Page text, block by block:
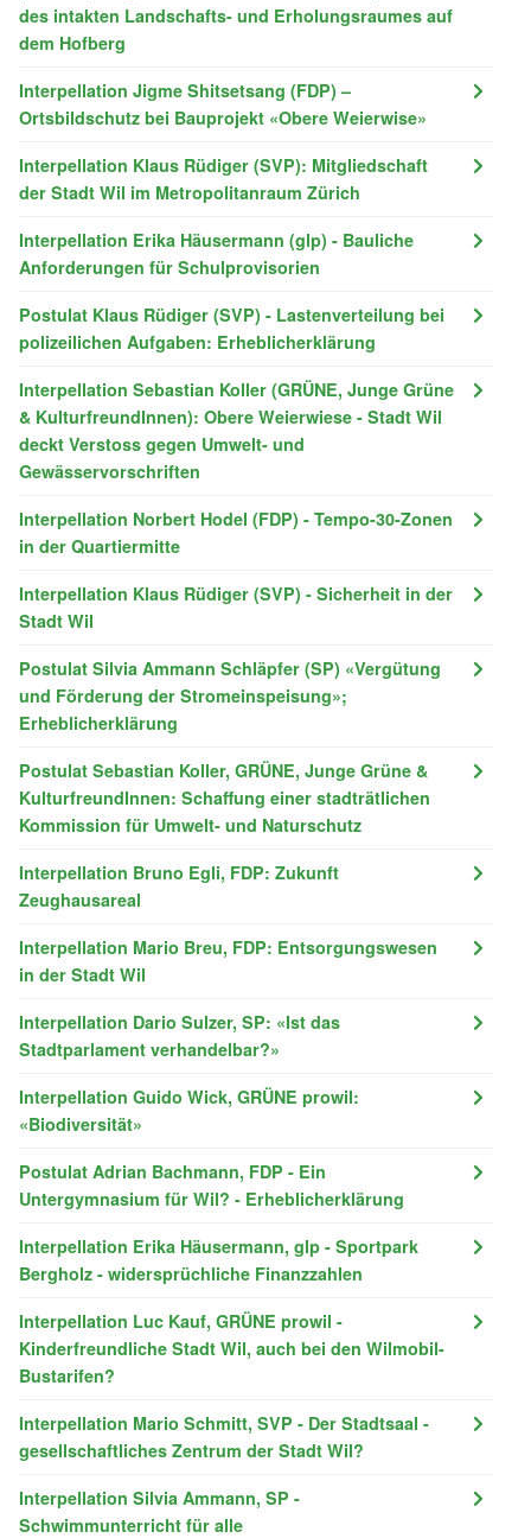
des intakten Landschafts- und Erholungsraumes auf
dem Hofberg
Interpellation Jigme Shitsetsang (FDP) –
Ortsbildschutz bei Bauprojekt «Obere Weierwise»
Interpellation Klaus Rüdiger (SVP): Mitgliedschaft
der Stadt Wil im Metropolitanraum Zürich
Interpellation Erika Häusermann (glp) - Bauliche
Anforderungen für Schulprovisorien
Postulat Klaus Rüdiger (SVP) - Lastenverteilung bei
polizeilichen Aufgaben: Erheblicherklärung
Interpellation Sebastian Koller (GRÜNE, Junge Grüne
& KulturfreundInnen): Obere Weierwiese - Stadt Wil
deckt Verstoss gegen Umwelt- und
Gewässervorschriften
Interpellation Norbert Hodel (FDP) - Tempo-30-Zonen
in der Quartiermitte
Interpellation Klaus Rüdiger (SVP) - Sicherheit in der
Stadt Wil
Postulat Silvia Ammann Schläpfer (SP) «Vergütung
und Förderung der Stromeinspeisung»;
Erheblicherklärung
Postulat Sebastian Koller, GRÜNE, Junge Grüne &
KulturfreundInnen: Schaffung einer stadträtlichen
Kommission für Umwelt- und Naturschutz
Interpellation Bruno Egli, FDP: Zukunft
Zeughausareal
Interpellation Mario Breu, FDP: Entsorgungswesen
in der Stadt Wil
Interpellation Dario Sulzer, SP: «Ist das
Stadtparlament verhandelbar?»
Interpellation Guido Wick, GRÜNE prowil:
«Biodiversität»
Postulat Adrian Bachmann, FDP - Ein
Untergymnasium für Wil? - Erheblicherklärung
Interpellation Erika Häusermann, glp - Sportpark
Bergholz - widersprüchliche Finanzzahlen
Interpellation Luc Kauf, GRÜNE prowil -
Kinderfreundliche Stadt Wil, auch bei den Wilmobil-
Bustarifen?
Interpellation Mario Schmitt, SVP - Der Stadtsaal -
gesellschaftliches Zentrum der Stadt Wil?
Interpellation Silvia Ammann, SP -
Schwimmunterricht für alle